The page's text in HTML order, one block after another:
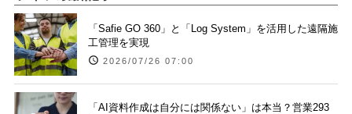
「Safie GO 360」と「Log System」を活用した遠隔施
工管理を実現
2026/07/26 07:00
「AI資料作成は自分には関係ない」は本当？営業293